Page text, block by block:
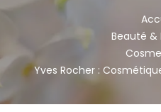
Beauté &
Yves Rocher :